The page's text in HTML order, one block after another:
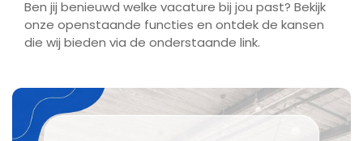
Ben jij benieuwd welke vacature bij jou past? Bekijk
onze openstaande functies en ontdek de kansen
die wij bieden via de onderstaande link.